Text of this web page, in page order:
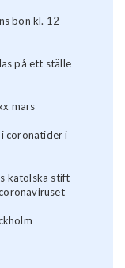
bön kl. 12
på ett ställe
mars
coronatider i
katolska stift